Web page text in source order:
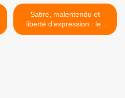
Satire, malentendu et
liberté d’expression : les
Guignols et la catastrophe